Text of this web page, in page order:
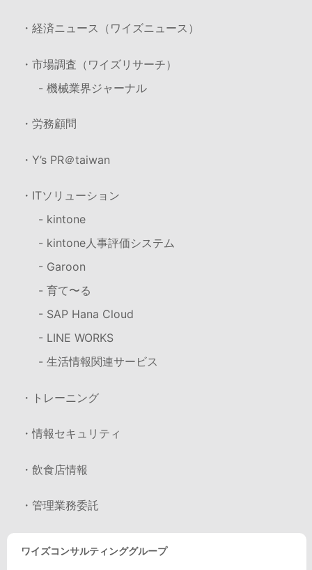
・経済ニュース（ワイズニュース）
・市場調査（ワイズリサーチ）
- 機械業界ジャーナル
・労務顧問
・Y’s PR＠taiwan
・ITソリューション
- kintone
- kintone人事評価システム
- Garoon
- 育て〜る
- SAP Hana Cloud
- LINE WORKS
- 生活情報関連サービス
・トレーニング
・情報セキュリティ
・飲食店情報
・管理業務委託
ワイズコンサルティンググループ